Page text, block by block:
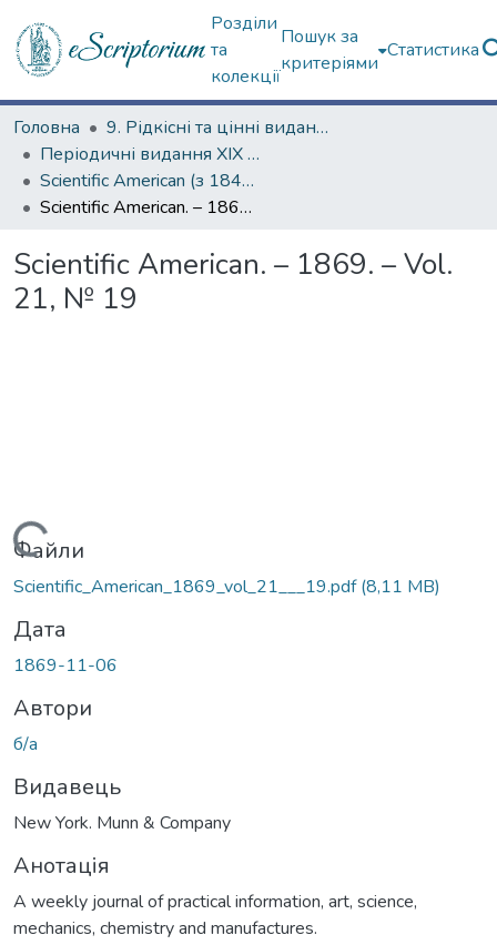
Розділи
та
колекції
Пошук за
критеріями
Статистика
Головна
9. Рідкісні та цінні видання
Періодичні видання ХІХ ст.
Scientific American (з 1845 р.)
Scientific American. – 1869. – Vol. 21, № 19
Scientific American. – 1869. – Vol.
21, № 19
Вантажиться...
Файли
Scientific_American_1869_vol_21___19.pdf(8,11 MB)
Дата
1869-11-06
Автори
б/а
Видавець
New York. Munn & Company
Анотація
A weekly journal of practical information, art, science,
mechanics, chemistry and manufactures.